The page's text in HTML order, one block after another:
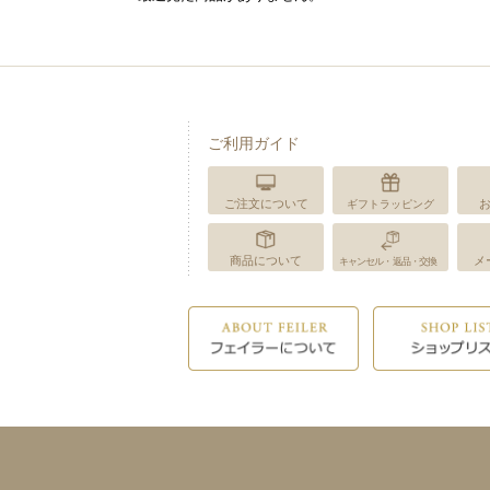
ご利用ガイド
ご注文について ギフトラッピング
商品について キャンセル・返品・交換